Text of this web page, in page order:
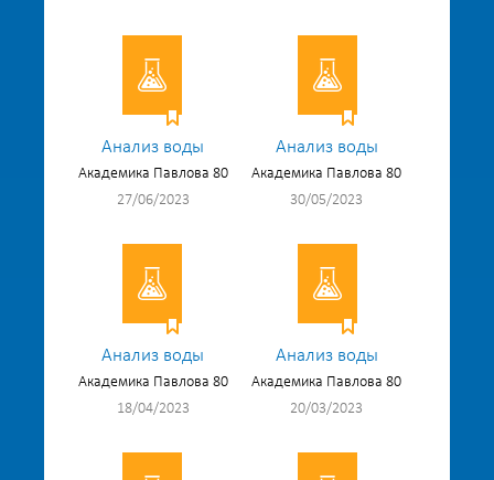
Анализ воды
Академика Павлова 80
27/06/2023
Анализ воды
Академика Павлова 80
30/05/2023
Анализ воды
Академика Павлова 80
18/04/2023
Анализ воды
Академика Павлова 80
20/03/2023